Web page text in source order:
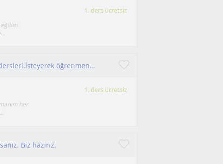
1. ders ücretsiz
İngilizce, Arapça, Sağlık, Matematik, psikoloji dersleri.İsteyerek öğrenmenin ne kadar kolay olduğunu benimle tanışınca anlayacaksınız. Öemli olan kendini motive edebilmek
1. ders ücretsiz
her
Biz hazırız.